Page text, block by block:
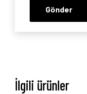
İlgili ürünler